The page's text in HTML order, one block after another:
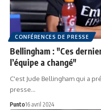
CONFÉRENCES DE PRESSE
Bellingham : "Ces
l’équipe a changé"
C'est Jude Bellingham qui a
presse…
Punto16 avril 2024